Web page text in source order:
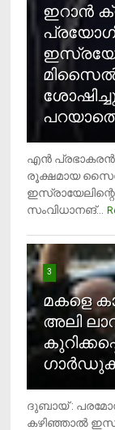
ഇറാന്‍
മിസൈല്‍
എന്‍ പ്രഭാകരന്‍
രൂക്ഷമായ
സംവിധാനങ്...
3
മകളെ
അലി
ദുബായ് :
കഴിഞ്ഞാല്‍